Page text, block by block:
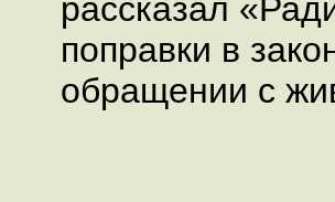
рассказал
поправки в
обращении с